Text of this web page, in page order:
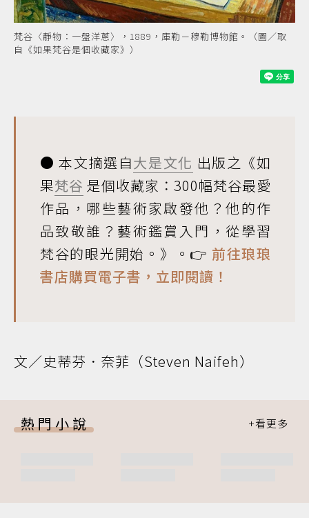
梵谷〈靜物：一盤洋蔥〉，1889，庫勒－穆勒博物館。（圖／取
自《如果梵谷是個收藏家》）
● 本文摘選自大是文化 出版之《如
果梵谷 是個收藏家：300幅梵谷最愛
作品，哪些藝術家啟發他？他的作
品致敬誰？藝術鑑賞入門，從學習
梵谷的眼光開始。》。👉 前往琅琅
書店購買電子書，立即閱讀！
文／史蒂芬．奈菲（Steven Naifeh）
熱門小說